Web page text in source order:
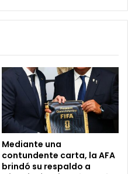
Mediante una
contundente carta, la AFA
brindó su respaldo a